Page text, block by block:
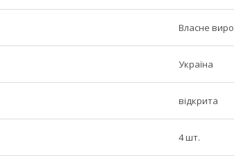
Власне
Україна
відкрита
4 шт.